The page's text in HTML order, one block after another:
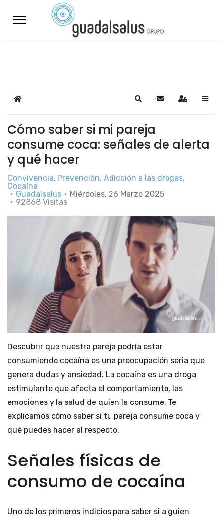
Home SearchSuscribirse a las
Sign In
Cómo saber si mi pareja
consume coca: señales de alerta
y qué hacer
Convivencia Prevención Adicción a las drogas
Cocaína
Guadalsalus
Miércoles, 26 Marzo 2025
92868 Visitas
Descubrir que nuestra pareja podría estar
consumiendo cocaína es una preocupación seria que
genera dudas y ansiedad. La cocaína es una droga
estimulante que afecta el comportamiento, las
emociones y la salud de quien la consume. Te
explicamos cómo saber si tu pareja consume coca y
qué puedes hacer al respecto.
Señales físicas de
consumo de cocaína
Uno de los primeros indicios para saber si alguien